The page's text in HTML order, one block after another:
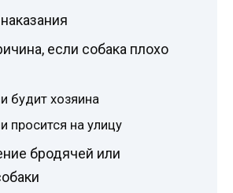
если собака плохо
будит хозяина
просится на улицу
бродячей или